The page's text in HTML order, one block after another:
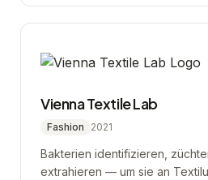
Vienna Textile Lab
Fashion 2021
Bakterien identifizieren,
extrahieren — um sie an